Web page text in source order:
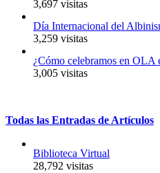
3,697 visitas
Día Internacional del
3,259 visitas
¿Cómo celebramos en
3,005 visitas
Todas las Entradas de Artículos
Biblioteca Virtual
28,792 visitas